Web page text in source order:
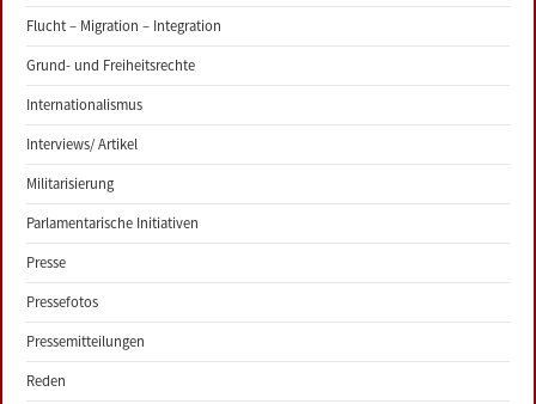
Flucht – Migration – Integration
Grund- und Freiheitsrechte
Internationalismus
Interviews/ Artikel
Militarisierung
Parlamentarische Initiativen
Presse
Pressefotos
Pressemitteilungen
Reden